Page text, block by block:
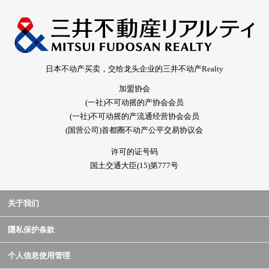
日本不动产买卖，交给龙头企业的三井不动产Realty
加盟协会
(一社)不可动摇的产协会会员
(一社)不可动摇的产流通经营协会会员
(国营公司)首都圈不动产公平交易协议会
许可的证号码
国土交通大臣(15)第777号
关于我们
隱私保护条款
个人信息使用管理